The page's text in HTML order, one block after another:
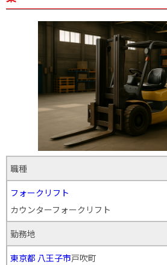
職種
フォークリフト
カウンターフォークリフト
勤務地
東京都 八王子市戸吹町